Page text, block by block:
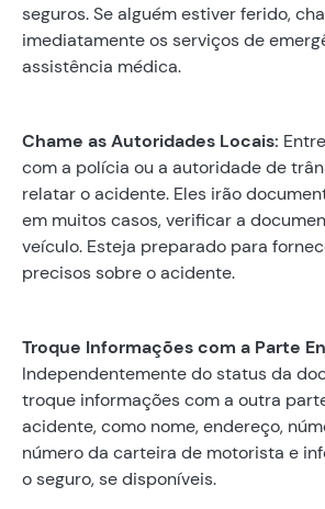
seguros. Se alguém estiver ferido,
imediatamente os serviços de
assistência médica.
Chame as Autoridades Locais:
com a polícia ou a autoridade de
relatar o acidente. Eles irão
em muitos casos, verificar a
veículo. Esteja preparado para
precisos sobre o acidente.
Troque Informações com a Parte
Independentemente do status da
troque informações com a outra
acidente, como nome, endereço,
número da carteira de motorista e
o seguro, se disponíveis.